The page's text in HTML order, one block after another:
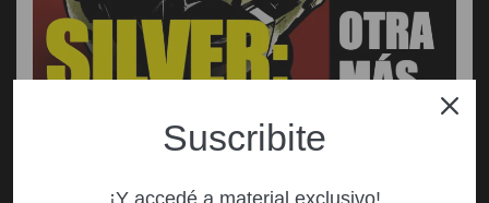
Suscribite
¡Y accedé a material exclusivo!